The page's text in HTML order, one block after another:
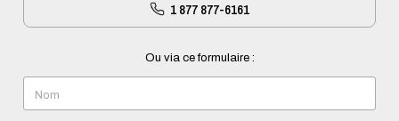
1 877 877-6161
Ou via ce formulaire :
Nom